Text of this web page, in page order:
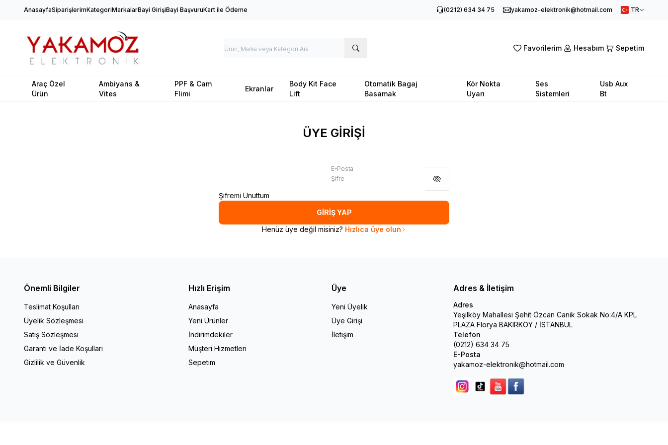
AnasayfaSiparişlerimKategoriMarkalarBayi GirişiBayi BaşvuruKart ile Ödeme (0212) 634 34 75 yakamoz-elektronik@hotmail.com TR
Favorilerim Hesabım Sepetim
Araç Özel
Ürün
Ambiyans &
Vites
PPF & Cam
Flimi
Ekranlar
Body Kit Face
Lift
Otomatik Bagaj
Basamak
Kör Nokta
Uyarı
Ses
Sistemleri
Usb Aux
Bt
ÜYE GİRİŞİ
E-Posta
Şifre
Şifremi Unuttum
GİRİŞ YAP
Henüz üye değil misiniz? Hızlıca üye olun
Önemli Bilgiler
Teslimat Koşulları
Üyelik Sözleşmesi
Satış Sözleşmesi
Garanti ve İade Koşulları
Gizlilik ve Güvenlik
Hızlı Erişim
Anasayfa
Yeni Ürünler
İndirimdekiler
Müşteri Hizmetleri
Sepetim
Üye
Yeni Üyelik
Üye Girişi
İletişim
Adres & İletişim
Adres
Yeşilköy Mahallesi Şehit Özcan Canik Sokak No:4/A KPL
PLAZA Florya BAKIRKÖY / İSTANBUL
Telefon
(0212) 634 34 75
E-Posta
yakamoz-elektronik@hotmail.com
InstagramTik Tokyoutubefacebook